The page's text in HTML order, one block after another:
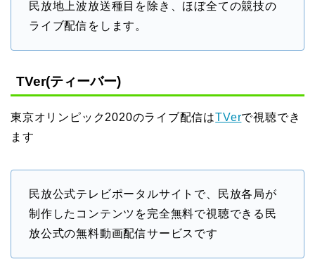
民放地上波放送種目を除き、ほぼ全ての競技の
ライブ配信をします。
TVer(ティーバー)
東京オリンピック2020のライブ配信はTVerで視聴でき
ます
民放公式テレビポータルサイトで、民放各局が
制作したコンテンツを完全無料で視聴できる民
放公式の無料動画配信サービスです